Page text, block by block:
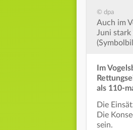
© dpa
Auch im
Juni stark
Im
als 110-
Die
Die
sein.